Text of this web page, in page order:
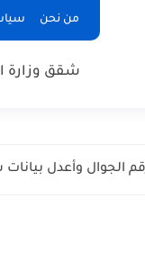
من نحن
شقق وزارة
الجوال وأعدل